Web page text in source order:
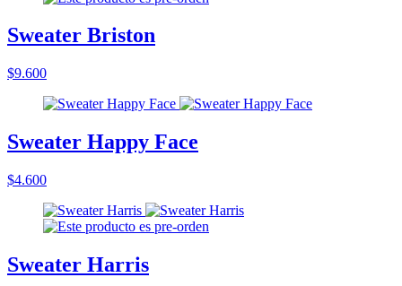
Sweater Briston
$9.600
Sweater Happy Face
$4.600
Sweater Harris